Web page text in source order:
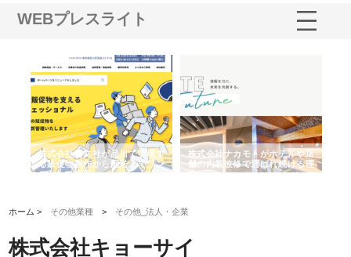
WEBプレスライト
株式会社耕文社が品川で実現す
る販促物製作から配送までワン
ストップ対応
株式会社ナカモトがホテルや店
舗の内装改修で選ばれ続ける理
由
ホーム > その他業種 > その他_法人・企業
株式会社キョーサイ